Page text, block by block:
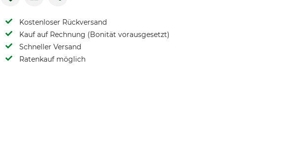
Kostenloser Rückversand
Kauf auf Rechnung (Bonität vorausgesetzt)
Schneller Versand
Ratenkauf möglich